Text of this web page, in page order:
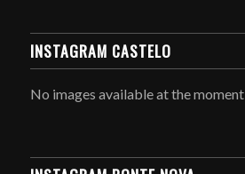
INSTAGRAM CASTELO
No images available at the moment